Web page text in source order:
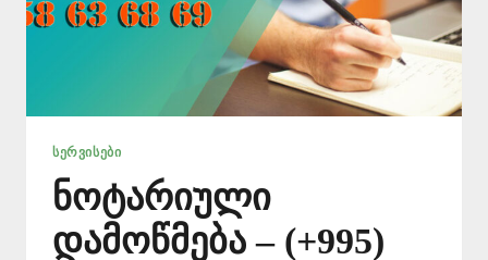
ᲡᲔᲠᲕᲘᲡᲔᲑᲘ
ნოტარიული
დამოწმება – (+995)